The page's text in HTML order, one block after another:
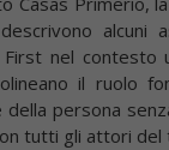
alcuni
nel contesto
il ruolo
persona
tutti gli attori